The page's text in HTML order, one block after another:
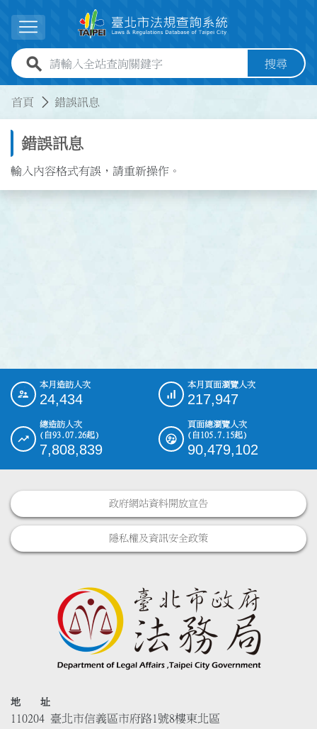
展開選單
全站查詢關鍵字欄位 搜尋
首頁 錯誤訊息
錯誤訊息
輸入內容格式有誤，請重新操作。
::: 本月造訪人次
24,434
本月頁面瀏覽人次
217,947
總造訪人次
(自93.07.26起)
7,808,839
頁面總瀏覽人次
(自105.7.15起)
90,479,102
政府網站資料開放宣告
隱私權及資訊安全政策
地 址
110204 臺北市信義區市府路1號8樓東北區